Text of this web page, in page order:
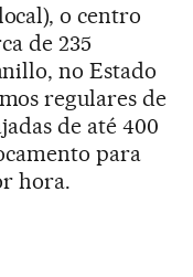
o centro
de 235
no Estado
regulares de
de até 400
para
hora.